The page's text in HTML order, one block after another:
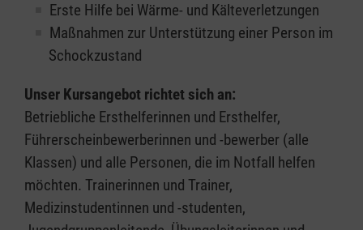
Erste Hilfe bei Wärme- und Kälteverletzungen
Maßnahmen zur Unterstützung einer Person im
Schockzustand
Unser Kursangebot richtet sich an:
Betriebliche Ersthelferinnen und Ersthelfer,
Führerscheinbewerberinnen und -bewerber (alle
Klassen) und alle Personen, die im Notfall helfen
möchten. Trainerinnen und Trainer,
Medizinstudentinnen und -studenten,